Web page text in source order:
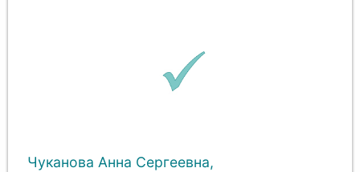
Чуканова Анна Сергеевна,